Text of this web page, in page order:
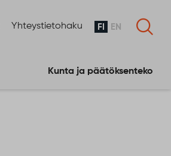
Yhteystietohaku FI EN
Kunta ja päätöksenteko